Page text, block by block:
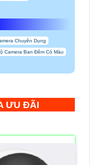
Chuyên Dụng
Camera Ban Đêm Có Màu
ƯU ĐÃI